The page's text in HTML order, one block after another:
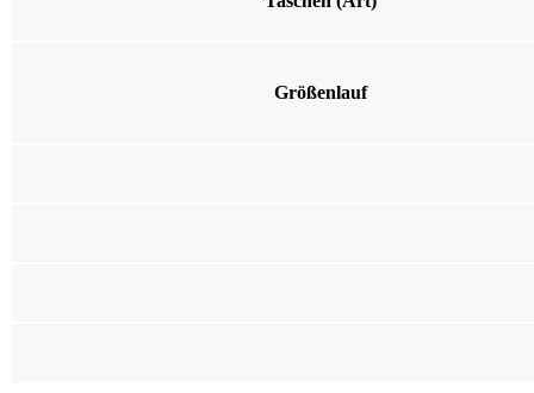
Größenlauf